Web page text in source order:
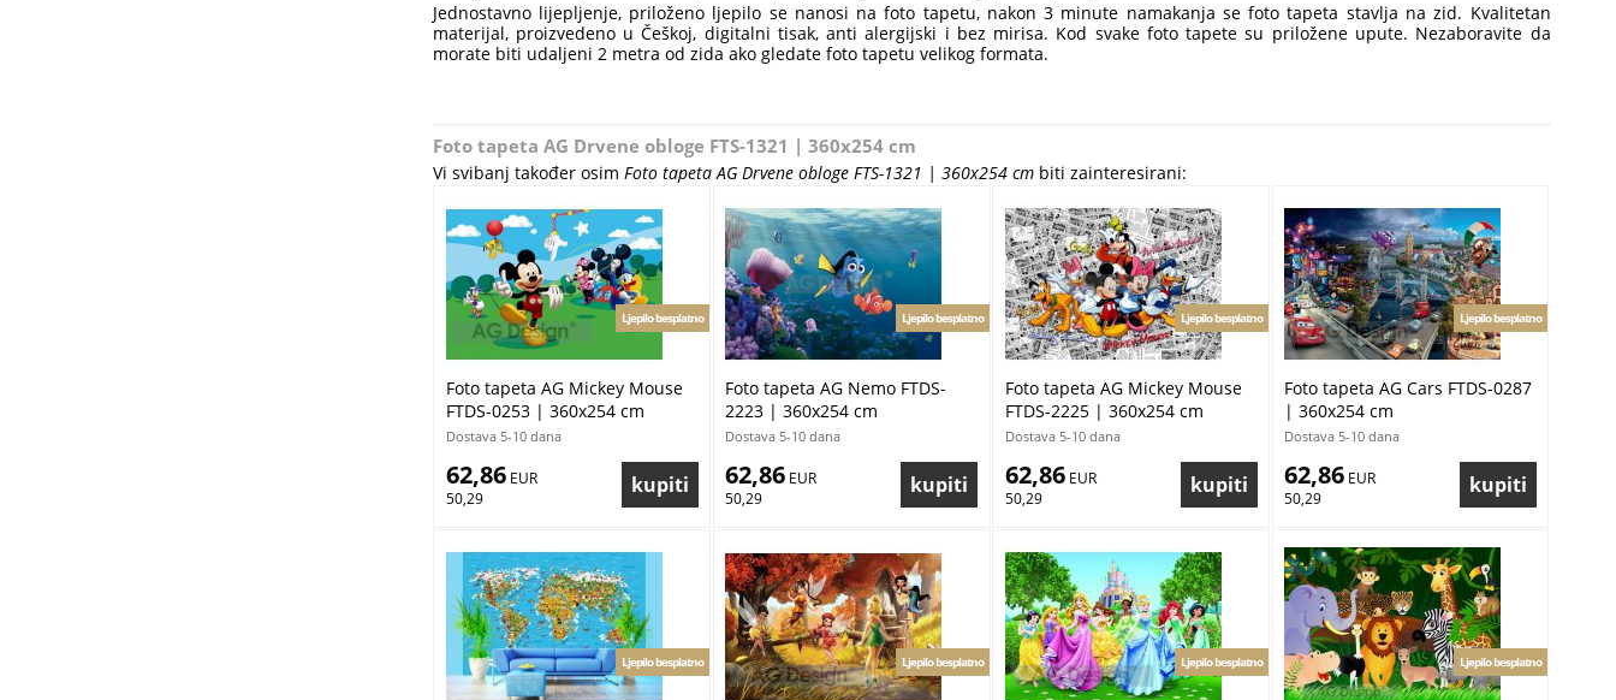
Jednostavno lijepljenje, priloženo ljepilo se nanosi na foto tapetu, nakon 3 minute namakanja se foto tapeta stavlja na zid. Kvalitetan
materijal, proizvedeno u Češkoj, digitalni tisak, anti alergijski i bez mirisa. Kod svake foto tapete su priložene upute. Nezaboravite da
morate biti udaljeni 2 metra od zida ako gledate foto tapetu velikog formata.
Foto tapeta AG Drvene obloge FTS-1321 | 360x254 cm
Vi svibanj također osim Foto tapeta AG Drvene obloge FTS-1321 | 360x254 cmbiti zainteresirani:
Foto tapeta AG Mickey Mouse
FTDS-0253 | 360x254 cm
Ljepilo besplatno
Dostava 5-10 dana
62,86 EUR
50,29
Foto tapeta AG Nemo FTDS-
2223 | 360x254 cm
Ljepilo besplatno
Dostava 5-10 dana
62,86 EUR
50,29
Foto tapeta AG Mickey Mouse
FTDS-2225 | 360x254 cm
Ljepilo besplatno
Dostava 5-10 dana
62,86 EUR
50,29
Foto tapeta AG Cars FTDS-0287
| 360x254 cm
Ljepilo besplatno
Dostava 5-10 dana
62,86 EUR
50,29
Ljepilo besplatno Ljepilo besplatno Ljepilo besplatno Ljepilo besplatno